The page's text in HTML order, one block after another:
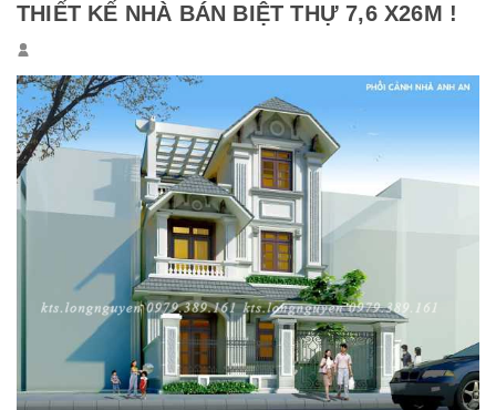
THIẾT KẾ NHÀ BÁN BIỆT THỰ 7,6 X26M !